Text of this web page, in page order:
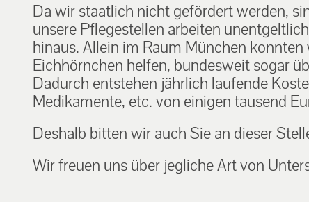
Da wir staatlich nicht gefördert werden,
unsere Pflegestellen arbeiten
hinaus. Allein im Raum München
Eichhörnchen helfen, bundesweit sogar
Dadurch entstehen jährlich laufende
Medikamente, etc. von einigen tausend
Deshalb bitten wir auch Sie an dieser
Wir freuen uns über jegliche Art von